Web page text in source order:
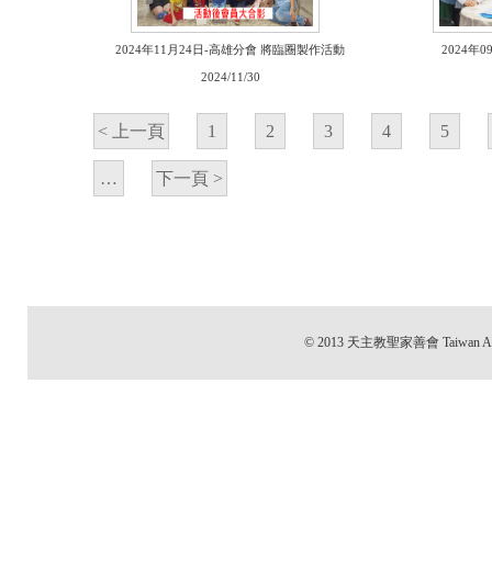
2024年11月24日-高雄分會 將臨圈製作活動
2024/11/30
2024年
< 上一頁 1 2 3 4 5
… 下一頁 >
© 2013 天主教聖家善會 Taiwan